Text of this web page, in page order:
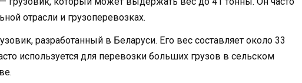
отрасли и грузоперевозках.
разработанный в Беларуси. Его вес составляет около 33
используется для перевозки больших грузов в сельском